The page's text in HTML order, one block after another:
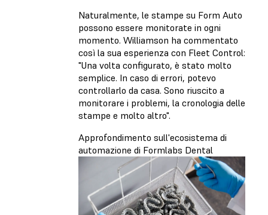
Naturalmente, le stampe su Form Auto
possono essere monitorate in ogni
momento. Williamson ha commentato
così la sua esperienza con Fleet Control:
"Una volta configurato, è stato molto
semplice. In caso di errori, potevo
controllarlo da casa. Sono riuscito a
monitorare i problemi, la cronologia delle
stampe e molto altro".
Approfondimento sull'ecosistema di
automazione di Formlabs Dental